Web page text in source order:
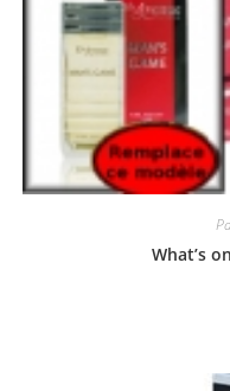
What’s